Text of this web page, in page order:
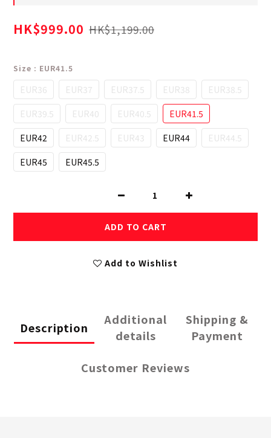
HK$999.00 HK$1,199.00
Size : EUR41.5
EUR36 EUR37 EUR37.5 EUR38
EUR38.5
EUR39.5
EUR40 EUR40.5
EUR41.5
EUR42
EUR42.5 EUR43 EUR44
EUR44.5
EUR45
EUR45.5
ADD TO CART
Add to Wishlist
Description
Additional
details
Shipping &
Payment
Customer Reviews